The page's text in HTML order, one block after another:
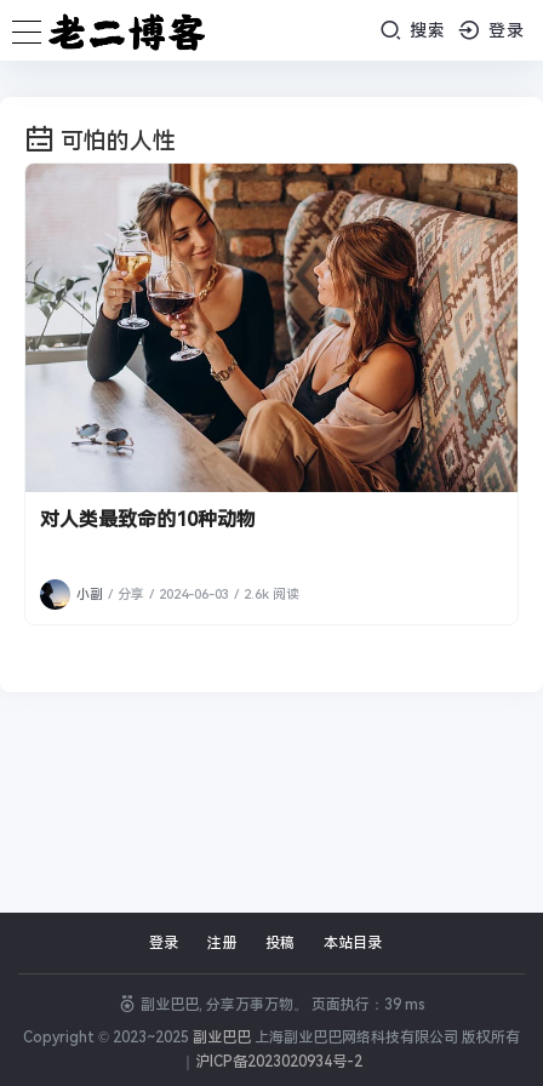
搜索 登录
可怕的人性
对人类最致命的10种动物
小副 / 分享 / 2024-06-03 / 2.6k 阅读
登录 注册 投稿 本站目录
副业巴巴, 分享万事万物。 页面执行：39 ms
Copyright © 2023~2025 副业巴巴 上海副业巴巴网络科技有限公司 版权所有
沪ICP备2023020934号-2